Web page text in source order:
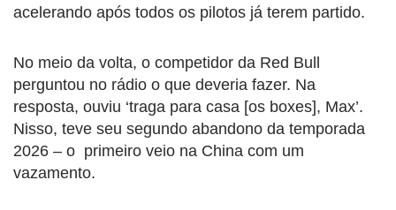
acelerando após todos os pilotos já terem partido.
No meio da volta, o competidor da Red Bull
perguntou no rádio o que deveria fazer. Na
resposta, ouviu ‘traga para casa [os boxes], Max’.
Nisso, teve seu segundo abandono da temporada
2026 – o primeiro veio na China com um
vazamento.